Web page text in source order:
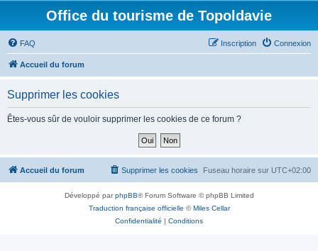
Office du tourisme de Topoldavie
FAQ Connexion
Inscription
Accueil du forum
Supprimer les cookies
Êtes-vous sûr de vouloir supprimer les cookies de ce forum ?
Accueil du forum Fuseau horaire sur UTC+02:00
Supprimer les cookies
Développé parphpBB® Forum Software © phpBB Limited
Traduction française officielle ©Miles Cellar
Confidentialité | Conditions